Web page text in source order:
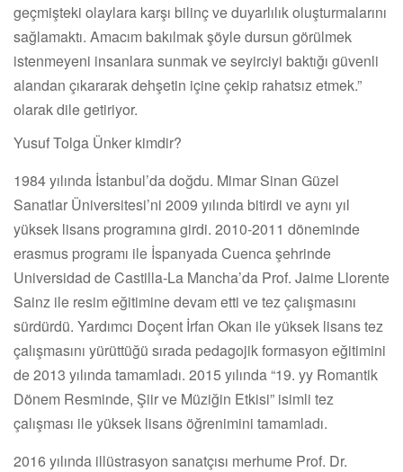
geçmişteki olaylara karşı bilinç ve duyarlılık oluşturmalarını
sağlamaktı. Amacım bakılmak şöyle dursun görülmek
istenmeyeni insanlara sunmak ve seyirciyi baktığı güvenli
alandan çıkararak dehşetin içine çekip rahatsız etmek.”
olarak dile getiriyor.
Yusuf Tolga Ünker kimdir?
1984 yılında İstanbul’da doğdu. Mimar Sinan Güzel
Sanatlar Üniversitesi’ni 2009 yılında bitirdi ve aynı yıl
yüksek lisans programına girdi. 2010-2011 döneminde
erasmus programı ile İspanyada Cuenca şehrinde
Universidad de Castilla-La Mancha’da Prof. Jaime Llorente
Sainz ile resim eğitimine devam etti ve tez çalışmasını
sürdürdü. Yardımcı Doçent İrfan Okan ile yüksek lisans tez
çalışmasını yürüttüğü sırada pedagojik formasyon eğitimini
de 2013 yılında tamamladı. 2015 yılında “19. yy Romantik
Dönem Resminde, Şiir ve Müziğin Etkisi” isimli tez
çalışması ile yüksek lisans öğrenimini tamamladı.
2016 yılında illüstrasyon sanatçısı merhume Prof. Dr.